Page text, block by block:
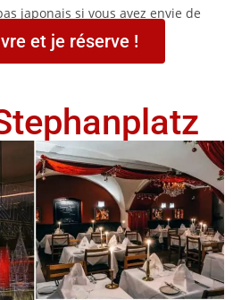
japonais si vous avez envie de
et je réserve !